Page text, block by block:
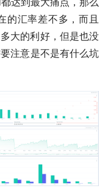
的汇率差不多，而且
大的利好，但是也没
注意是不是有什么坑